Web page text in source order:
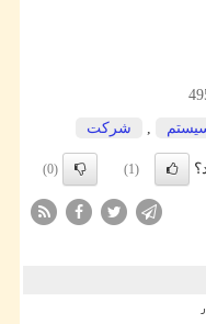
شركت
(1)
(0)